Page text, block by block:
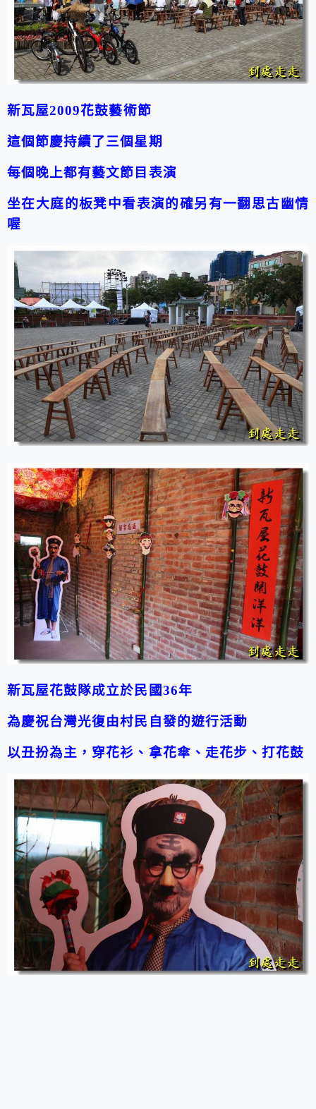
新瓦屋2009花鼓藝術節
這個節慶持續了三個星期
每個晚上都有藝文節目表演
坐在大庭的板凳中看表演的確另有一翻思古幽情
喔
新瓦屋花鼓隊成立於民國36年
為慶祝台灣光復由村民自發的遊行活動
以丑扮為主，穿花衫、拿花傘、走花步、打花鼓